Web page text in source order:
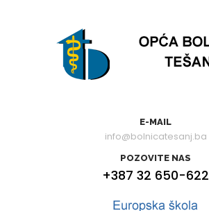
E-MAIL
info@bolnicatesanj.ba
POZOVITE NAS
+387 32 650-622